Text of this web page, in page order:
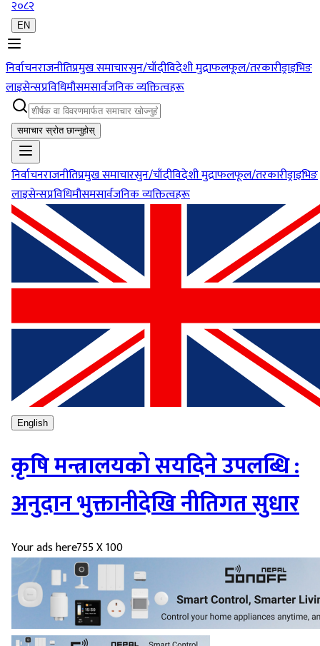
२०८२
EN
निर्वाचनराजनीतिप्रमुख समाचारसुन/चाँदीविदेशी मुद्राफलफूल/तरकारीड्राइभिङ
लाइसेन्सप्रविधिमौसमसार्वजनिक व्यक्तित्वहरू
समाचार स्रोत छान्नुहोस्
निर्वाचनराजनीतिप्रमुख समाचारसुन/चाँदीविदेशी मुद्राफलफूल/तरकारीड्राइभिङ
लाइसेन्सप्रविधिमौसमसार्वजनिक व्यक्तित्वहरू
English
कृषि मन्त्रालयको सयदिने उपलब्धि :
अनुदान भुक्तानीदेखि नीतिगत सुधार
Your ads here755 X 100